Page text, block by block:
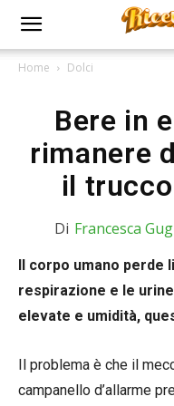
Home Dolci
Bere in
rimanere
il
Di Francesca
Il corpo umano perde
respirazione e le
elevate e umidità,
Il problema è che il
campanello d’allarme